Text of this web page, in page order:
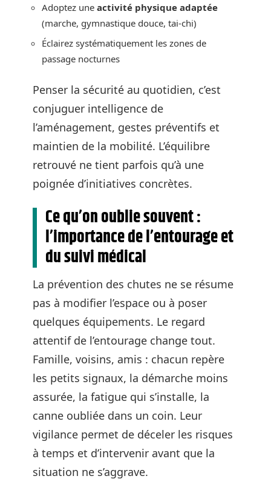
Adoptez une activité physique adaptée
(marche, gymnastique douce, tai-chi)
Éclairez systématiquement les zones de
passage nocturnes
Penser la sécurité au quotidien, c’est
conjuguer intelligence de
l’aménagement, gestes préventifs et
maintien de la mobilité. L’équilibre
retrouvé ne tient parfois qu’à une
poignée d’initiatives concrètes.
Ce qu’on oublie souvent :
l’importance de l’entourage et
du suivi médical
La prévention des chutes ne se résume
pas à modifier l’espace ou à poser
quelques équipements. Le regard
attentif de l’entourage change tout.
Famille, voisins, amis : chacun repère
les petits signaux, la démarche moins
assurée, la fatigue qui s’installe, la
canne oubliée dans un coin. Leur
vigilance permet de déceler les risques
à temps et d’intervenir avant que la
situation ne s’aggrave.